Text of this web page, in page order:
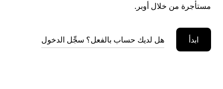
مستأجرة من خلال أوبر.
ابدأ هل لديك حساب بالفعل؟ سجِّل الدخول